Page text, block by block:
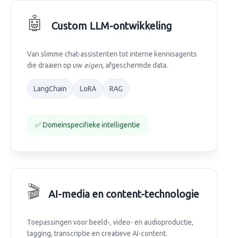
🤖 Custom LLM-ontwikkeling
Van slimme chat-assistenten tot interne kennisagents
die draaien op uw eigen, afgeschermde data.
LangChain LoRA RAG
✅ Domeinspecifieke intelligentie
🎬 AI-media en content-technologie
Toepassingen voor beeld-, video- en audioproductie,
tagging, transcriptie en creatieve AI-content.